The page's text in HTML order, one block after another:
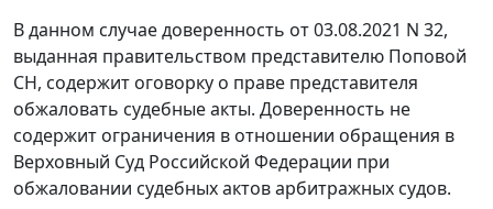
В данном случае доверенность от 03.08.2021 N 32,
выданная правительством представителю Поповой
СН, содержит оговорку о праве представителя
обжаловать судебные акты. Доверенность не
содержит ограничения в отношении обращения в
Верховный Суд Российской Федерации при
обжаловании судебных актов арбитражных судов.